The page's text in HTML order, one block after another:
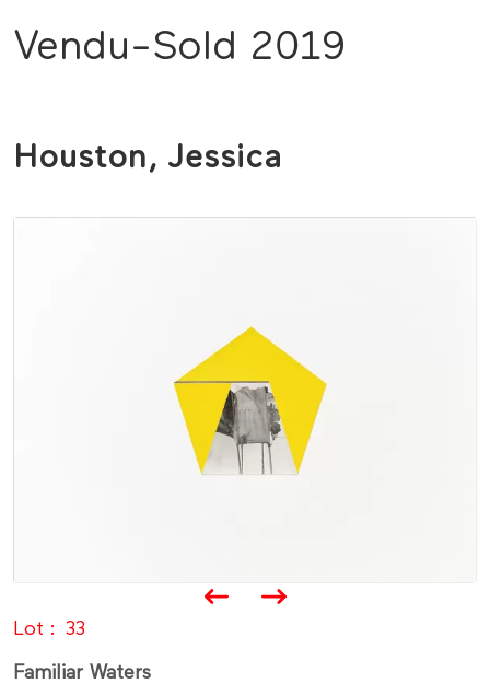
Vendu-Sold 2019
Houston, Jessica
Lot 33
Familiar Waters